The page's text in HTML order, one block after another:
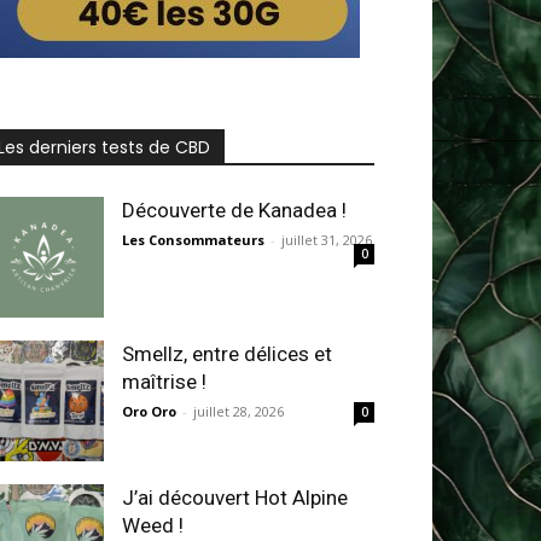
derniers tests de CBD
Découverte de Kanadea !
Les Consommateurs - juillet 31, 2026
0
Smellz, entre délices et
maîtrise !
Oro Oro - juillet 28, 2026 0
J’ai découvert Hot Alpine
Weed !